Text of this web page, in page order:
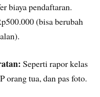
biaya pendaftaran.
(bisa berubah
Seperti rapor kelas
orang tua, dan pas foto.